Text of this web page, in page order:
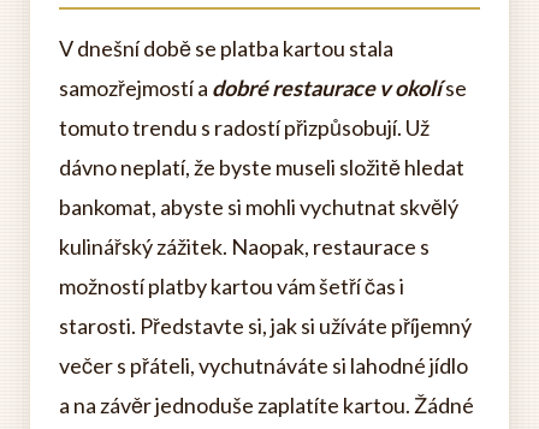
V dnešní době se platba kartou stala
samozřejmostí a dobré restaurace v okolíse
tomuto trendu s radostí přizpůsobují. Už
dávno neplatí, že byste museli složitě hledat
bankomat, abyste si mohli vychutnat skvělý
kulinářský zážitek. Naopak, restaurace s
možností platby kartou vám šetří čas i
starosti. Představte si, jak si užíváte příjemný
večer s přáteli, vychutnáváte si lahodné jídlo
a na závěr jednoduše zaplatíte kartou. Žádné